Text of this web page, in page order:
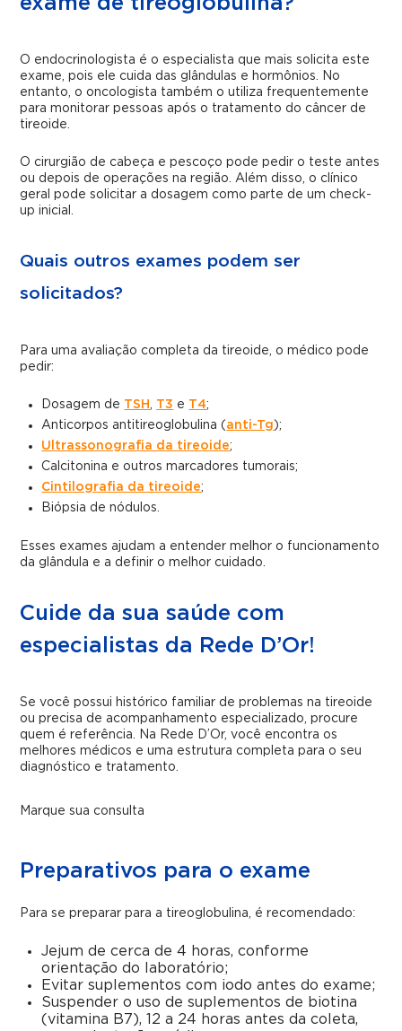
O endocrinologista é o especialista que mais solicita este
exame, pois ele cuida das glândulas e hormônios. No
entanto, o oncologista também o utiliza frequentemente
para monitorar pessoas após o tratamento do câncer de
tireoide.
O cirurgião de cabeça e pescoço pode pedir o teste antes
ou depois de operações na região. Além disso, o clínico
geral pode solicitar a dosagem como parte de um check-
up inicial.
Quais outros exames podem ser
solicitados?
Para uma avaliação completa da tireoide, o médico pode
pedir:
Dosagem de TSH, T3 e T4;
Anticorpos antitireoglobulina ( anti-Tg );
Ultrassonografia da tireoide;
Calcitonina e outros marcadores tumorais;
Cintilografia da tireoide;
Biópsia de nódulos.
Esses exames ajudam a entender melhor o funcionamento
da glândula e a definir o melhor cuidado.
Cuide da sua saúde com
especialistas da Rede D’Or!
Se você possui histórico familiar de problemas na tireoide
ou precisa de acompanhamento especializado, procure
quem é referência. Na Rede D’Or, você encontra os
melhores médicos e uma estrutura completa para o seu
diagnóstico e tratamento.
Marque sua consulta
Preparativos para o exame
Para se preparar para a tireoglobulina, é recomendado:
Jejum de cerca de 4 horas, conforme
orientação do laboratório;
Evitar suplementos com iodo antes do exame;
Suspender o uso de suplementos de biotina
(vitamina B7), 12 a 24 horas antes da coleta,